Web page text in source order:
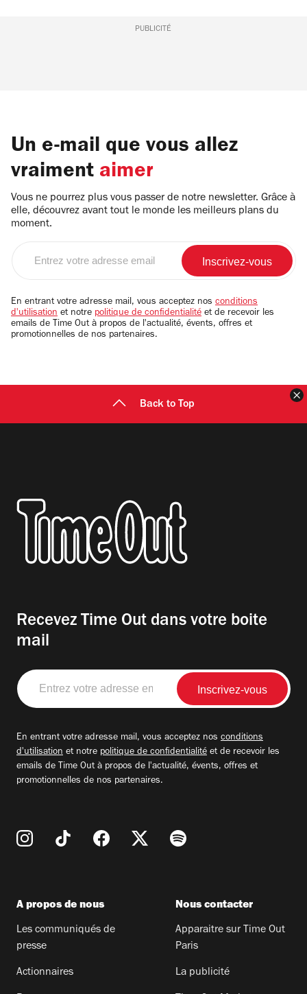
PUBLICITÉ
Un e-mail que vous allez
vraiment aimer
Vous ne pourrez plus vous passer de notre newsletter. Grâce à
elle, découvrez avant tout le monde les meilleurs plans du
moment.
email
En entrant votre adresse mail, vous acceptez nos conditions
d'utilisation et notre politique de confidentialité et de recevoir les
emails de Time Out à propos de l'actualité, évents, offres et
promotionnelles de nos partenaires.
Back to Top
Recevez Time Out dans votre boite
mail
Entrez
votre
adresse
En entrant votre adresse mail, vous acceptez nos conditions
d'utilisation et notre politique de confidentialité et de recevoir les
emails de Time Out à propos de l'actualité, évents, offres et
promotionnelles de nos partenaires.
A propos de nous
Les communiqués de
presse
Actionnaires
Nous contacter
Apparaitre sur Time Out
Paris
La publicité